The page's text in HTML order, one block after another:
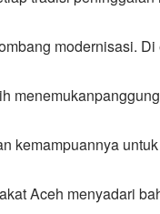
modernisasi.
kemampuannya
Aceh menyadari